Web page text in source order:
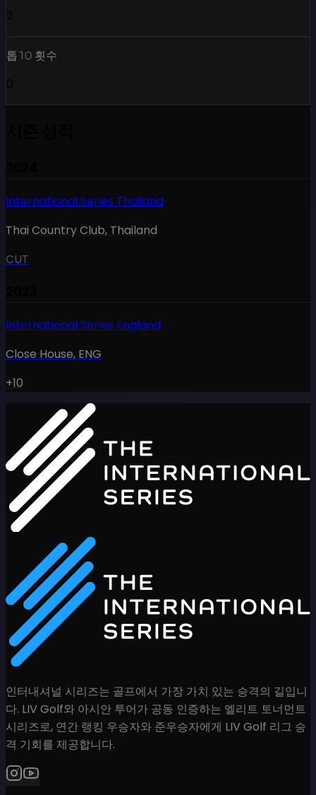
톱10 횟수
International Series Thailand
Thai Country Club, Thailand
CUT
International Series England
Close House, ENG
+10
인터내셔널 시리즈는 골프에서 가장 가치 있는 승격의 길입니
다. LIV Golf와 아시안 투어가 공동 인증하는 엘리트 토너먼트
시리즈로, 연간 랭킹 우승자와 준우승자에게 LIV Golf 리그 승
격 기회를 제공합니다.